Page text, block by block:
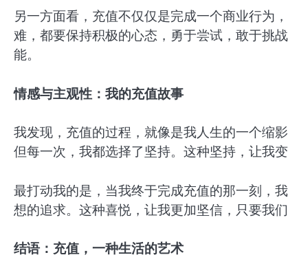
另一方面看，充值不仅仅是完成一个商业行为
难，都要保持积极的心态，勇于尝试，敢于挑
能。
情感与主观性：我的充值故事
我发现，充值的过程，就像是我人生的一个缩
但每一次，我都选择了坚持。这种坚持，让我
最打动我的是，当我终于完成充值的那一刻，
想的追求。这种喜悦，让我更加坚信，只要我
结语：充值，一种生活的艺术